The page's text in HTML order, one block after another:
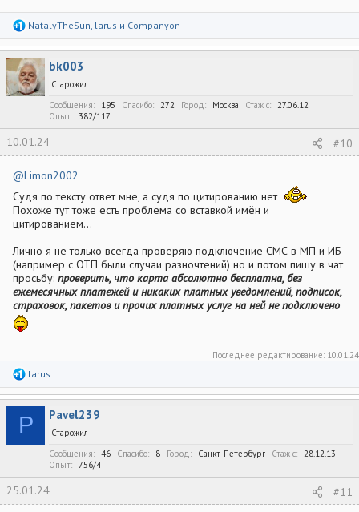
Р
а
к
ц
и
и
NatalyTheSun, larus и Companyon
bk003
Старожил
Сообщения
195 Спасибо 272 Город Москва Стаж c
27.06.12
Опыт
382/117
10.01.24 #10
@Limon2002
Судя по тексту ответ мне, а судя по цитированию нет
Похоже тут тоже есть проблема со вставкой имён и
цитированием...
Лично я не только всегда проверяю подключение СМС в МП и ИБ
(например с ОТП были случаи разночтений) но и потом пишу в чат
просьбу: проверить, что карта абсолютно бесплатна, без
ежемесячных платежей и никаких платных уведомлений, подписок,
страховок, пакетов и прочих платных услуг на ней не подключено
Последнее редактирование: 10.01.24
Р
а
к
ц
и
larus
P Pavel239
Старожил
Сообщения
46 Спасибо 8 Город Санкт-Петербург Стаж c
28.12.13
Опыт
756/4
25.01.24 #11